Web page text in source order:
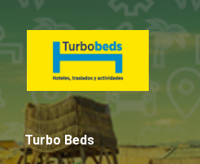
Turbo Beds